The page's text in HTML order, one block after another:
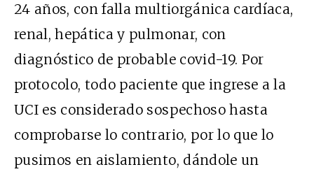
24 años, con falla multiorgánica cardíaca,
renal, hepática y pulmonar, con
diagnóstico de probable covid-19. Por
protocolo, todo paciente que ingrese a la
UCI es considerado sospechoso hasta
comprobarse lo contrario, por lo que lo
pusimos en aislamiento, dándole un